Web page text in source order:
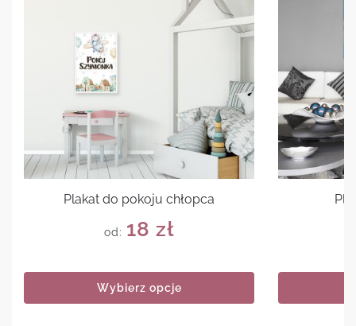
Plakat do pokoju chłopca
od: 18 zł
Wybierz opcje